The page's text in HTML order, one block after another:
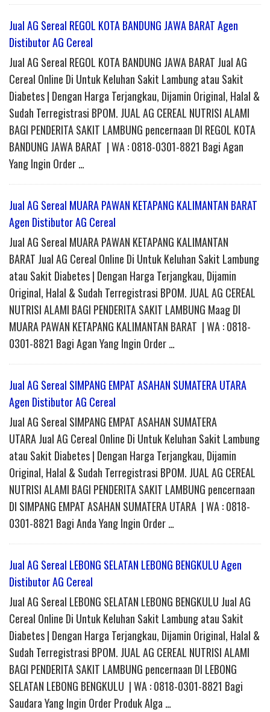
Jual AG Sereal REGOL KOTA BANDUNG JAWA BARAT Agen
Distibutor AG Cereal
Jual AG Sereal REGOL KOTA BANDUNG JAWA BARAT Jual AG
Cereal Online Di Untuk Keluhan Sakit Lambung atau Sakit
Diabetes | Dengan Harga Terjangkau, Dijamin Original, Halal &
Sudah Terregistrasi BPOM. JUAL AG CEREAL NUTRISI ALAMI
BAGI PENDERITA SAKIT LAMBUNG pencernaan DI REGOL KOTA
BANDUNG JAWA BARAT | WA : 0818-0301-8821 Bagi Agan
Yang Ingin Order …
Jual AG Sereal MUARA PAWAN KETAPANG KALIMANTAN BARAT
Agen Distibutor AG Cereal
Jual AG Sereal MUARA PAWAN KETAPANG KALIMANTAN
BARAT Jual AG Cereal Online Di Untuk Keluhan Sakit Lambung
atau Sakit Diabetes | Dengan Harga Terjangkau, Dijamin
Original, Halal & Sudah Terregistrasi BPOM. JUAL AG CEREAL
NUTRISI ALAMI BAGI PENDERITA SAKIT LAMBUNG Maag DI
MUARA PAWAN KETAPANG KALIMANTAN BARAT | WA : 0818-
0301-8821 Bagi Agan Yang Ingin Order …
Jual AG Sereal SIMPANG EMPAT ASAHAN SUMATERA UTARA
Agen Distibutor AG Cereal
Jual AG Sereal SIMPANG EMPAT ASAHAN SUMATERA
UTARA Jual AG Cereal Online Di Untuk Keluhan Sakit Lambung
atau Sakit Diabetes | Dengan Harga Terjangkau, Dijamin
Original, Halal & Sudah Terregistrasi BPOM. JUAL AG CEREAL
NUTRISI ALAMI BAGI PENDERITA SAKIT LAMBUNG pencernaan
DI SIMPANG EMPAT ASAHAN SUMATERA UTARA | WA : 0818-
0301-8821 Bagi Anda Yang Ingin Order …
Jual AG Sereal LEBONG SELATAN LEBONG BENGKULU Agen
Distibutor AG Cereal
Jual AG Sereal LEBONG SELATAN LEBONG BENGKULU Jual AG
Cereal Online Di Untuk Keluhan Sakit Lambung atau Sakit
Diabetes | Dengan Harga Terjangkau, Dijamin Original, Halal &
Sudah Terregistrasi BPOM. JUAL AG CEREAL NUTRISI ALAMI
BAGI PENDERITA SAKIT LAMBUNG pencernaan DI LEBONG
SELATAN LEBONG BENGKULU | WA : 0818-0301-8821 Bagi
Saudara Yang Ingin Order Produk Alga …